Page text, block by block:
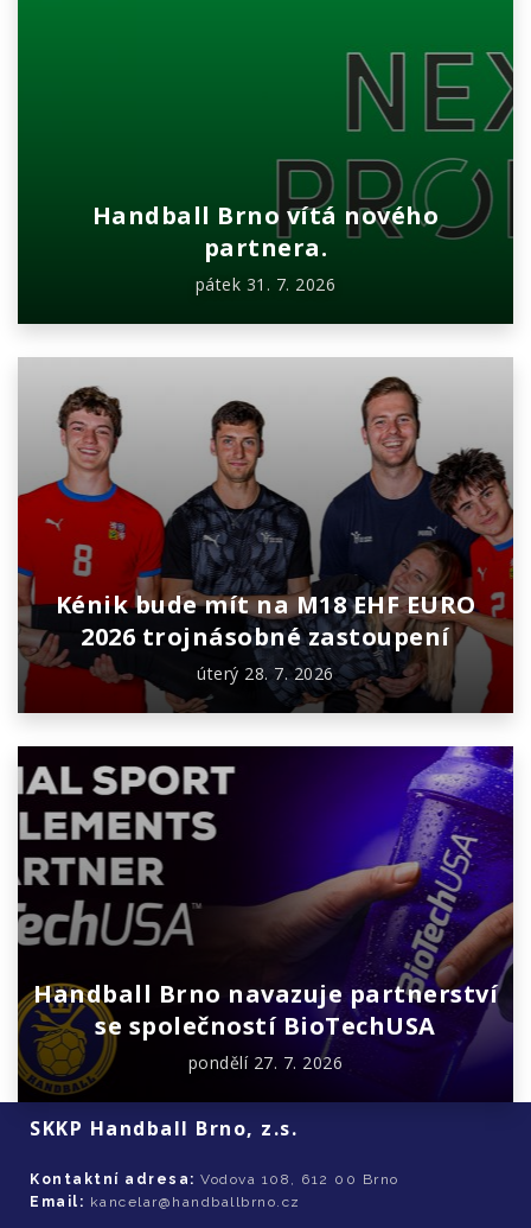
Handball Brno vítá nového
partnera.
pátek 31. 7. 2026
Kénik bude mít na M18 EHF EURO
2026 trojnásobné zastoupení
úterý 28. 7. 2026
Handball Brno navazuje partnerství
se společností BioTechUSA
pondělí 27. 7. 2026
SKKP Handball Brno, z.s.
Kontaktní adresa: Vodova 108, 612 00 Brno
Email: kancelar@handballbrno.cz